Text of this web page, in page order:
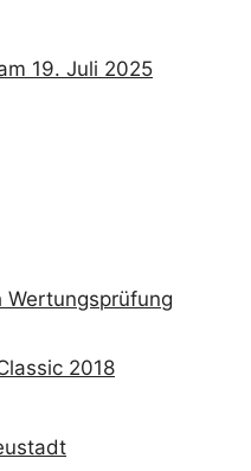
19. Juli 2025
Wertungsprüfung
2018